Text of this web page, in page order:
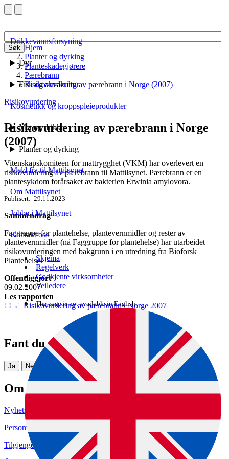
Søk
Drikkevannsforsyning
Dyr
Fisk og akvakultur
Kosmetikk og kroppspleieprodukter
Mat og drikke
Planter og dyrking
Meld fra til Mattilsynet
Om Mattilsynet
Jobbe i Mattilsynet
Kontakt oss
Skjema
Regelverk
Godkjente virksomheter
Veiledere
The page is not available in English.
Hjem
Planter og dyrking
Planteskadegjørere
Pærebrann
Risikovurdering av pærebrann i Norge (2007)
Risikovurdering
Risikovurdering av pærebrann i Norge
(2007)
Vitenskapskomiteen for mattrygghet (VKM) har overlevert en
risikovurdering av pærebrann til Mattilsynet. Pærebrann er en
plantesykdom forårsaket av bakterien Erwinia amylovora.
Publisert 29.11.2023
Sammendrag
Faggruppe for plantehelse, plantevernmidler og rester av
plantevernmidler (nå Faggruppe for plantehelse) har utarbeidet
risikovurderingen med bakgrunn i en utredning fra Bioforsk
Plantehelse.
Offentliggjort
09.02.2007
Les rapporten
Risikovurdering av pærebrann i Norge 2007
Fant du det du lette etter?
Ja Nei
Om nettstedet
Nyhetsbrev
Personvern og informasjonskapsler
Tilgjengelighetserklæring (uustatus.no)